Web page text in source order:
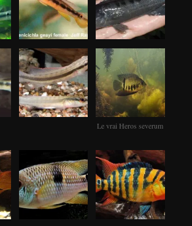
Le vrai Heros severum